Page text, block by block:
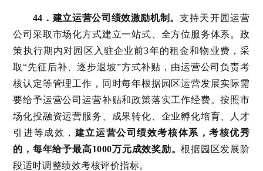
44．建立运营公司绩效激励机制。 支持天开园运营
公司采取市场化方式建立一站式、全方位服务体系。政
策执行期内对园区入驻企业前3年的租金和物业费，采
取“先征后补、逐步退坡”方式补贴，由运营公司负责考
核认定等管理工作，同时每年根据园区运营发展实际需
要给予运营公司运营补贴和政策落实工作经费。按照市
场化投融资运营服务、成果转化、企业孵化培育、人才
引进等成效， 建立运营公司绩效考核体系，考核优秀
的，每年给予最高1000万元成效奖励。根据园区发展阶
段适时调整绩效考核评价指标。